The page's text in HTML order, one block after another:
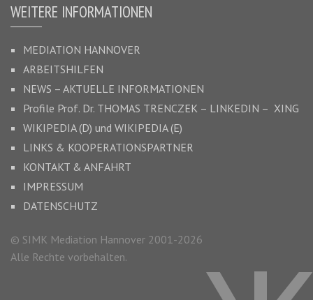
WEITERE INFORMATIONEN
MEDIATION HANNOVER
ARBEITSHILFEN
NEWS – AKTUELLE INFORMATIONEN
Profile Prof. Dr. THOMAS TRENCZEK– LINKEDIN – XING
WIKIPEDIA (D) und WIKIPEDIA (E)
LINKS & KOOPERATIONSPARTNER
KONTAKT & ANFAHRT
IMPRESSUM
DATENSCHUTZ
© SIMK Mediation Hannover 2001-2026
Alle Rechte vorbehalten.